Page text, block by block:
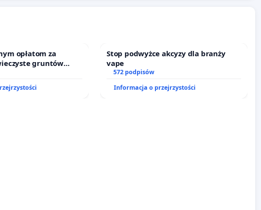
opłatom za
gruntów
rodzinne ogrody
Stop podwyżce akcyzy dla branży
vape
572 podpisów
Informacja o przejrzystości